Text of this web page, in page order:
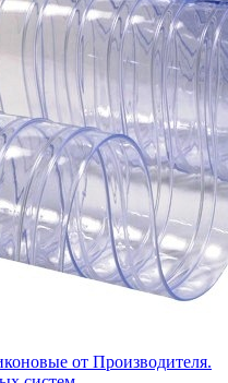
от Производителя.